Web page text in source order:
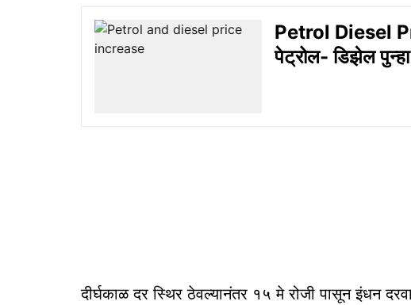
Petrol Diesel
पेट्रोल- डिझेल
दीर्घकाळ दर स्थिर ठेवल्यानंतर १५ मे रोजी पासून इंधन